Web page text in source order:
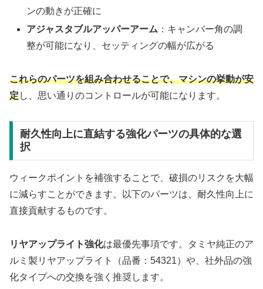
ンの動きが正確に
アジャスタブルアッパーアーム ：キャンバー角の調
整が可能になり、セッティングの幅が広がる
これらのパーツを組み合わせることで、マシンの挙動が安
定し、思い通りのコントロールが可能になります。
耐久性向上に直結する強化パーツの具体的な選
択
ウィークポイントを補強することで、破損のリスクを大幅
に減らすことができます。以下のパーツは、耐久性向上に
直接貢献するものです。
リヤアップライト強化は最優先事項です。タミヤ純正のア
ルミ製リヤアップライト（品番：54321）や、社外品の強
化タイプへの交換を強く推奨します。